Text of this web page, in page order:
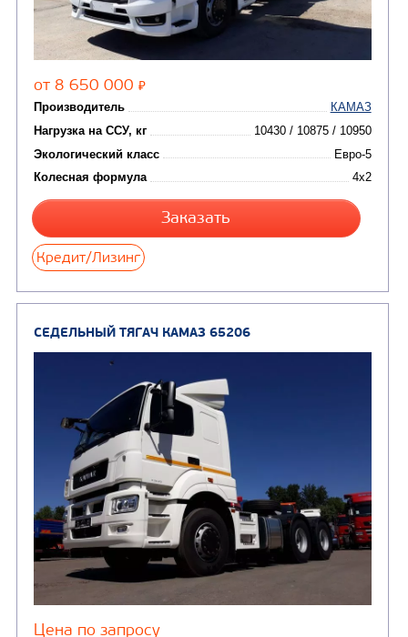
Цена по запросу
Производитель
11120/10
Экологический класс
Колесная формула
Узнать цену
СЕДЕЛЬНЫЙ ТЯГАЧ КАМАЗ 54901